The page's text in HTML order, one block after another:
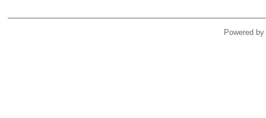
Powered